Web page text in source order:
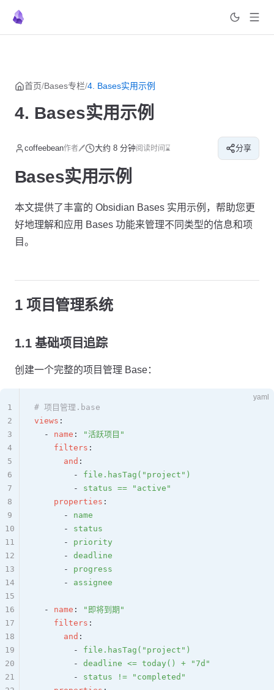
Skip to content 返回顶部
首页/Bases专栏/4. Bases实用示例
4. Bases实用示例
coffeebean作者🖊 大约 8 分钟阅读时间⌛ 分享
Bases实用示例
本文提供了丰富的 Obsidian Bases 实用示例，帮助您更
好地理解和应用 Bases 功能来管理不同类型的信息和项
目。
1 项目管理系统
1.1 基础项目追踪
创建一个完整的项目管理 Base：
yaml
# 项目管理.base
views :
  -
name :
"活跃项目"
    filters
:
      and
:
        -
file.hasTag("project")
        -
status == "active"
    properties
:
      -
name
      -
status
      -
priority
      -
deadline
      -
progress
      -
assignee
  -
name :
"即将到期"
    filters
:
      and
:
        -
file.hasTag("project")
        -
deadline <= today() + "7d"
        -
status != "completed"
1
2
3
4
5
6
7
8
9
10
11
12
13
14
15
16
17
18
19
20
21